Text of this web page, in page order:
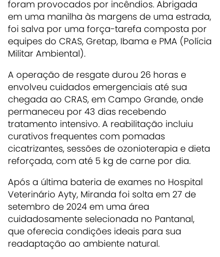
foram provocados por incêndios. Abrigada
em uma manilha às margens de uma estrada,
foi salva por uma força-tarefa composta por
equipes do CRAS, Gretap, Ibama e PMA (Polícia
Militar Ambiental).
A operação de resgate durou 26 horas e
envolveu cuidados emergenciais até sua
chegada ao CRAS, em Campo Grande, onde
permaneceu por 43 dias recebendo
tratamento intensivo. A reabilitação incluiu
curativos frequentes com pomadas
cicatrizantes, sessões de ozonioterapia e dieta
reforçada, com até 5 kg de carne por dia.
Após a última bateria de exames no Hospital
Veterinário Ayty, Miranda foi solta em 27 de
setembro de 2024 em uma área
cuidadosamente selecionada no Pantanal,
que oferecia condições ideais para sua
readaptação ao ambiente natural.